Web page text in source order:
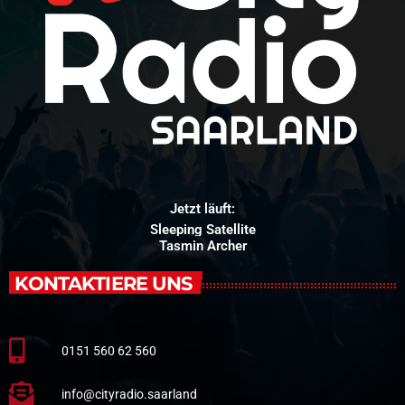
Jetzt läuft:
Sleeping Satellite
Tasmin Archer
KONTAKTIERE UNS
0151 560 62 560
info@cityradio.saarland